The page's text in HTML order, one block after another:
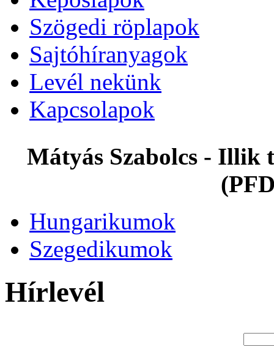
Szögedi röplapok
Sajtóhíranyagok
Levél nekünk
Kapcsolapok
Mátyás Szabolcs - Illik
Hungarikumok
Szegedikumok
Hírlevél